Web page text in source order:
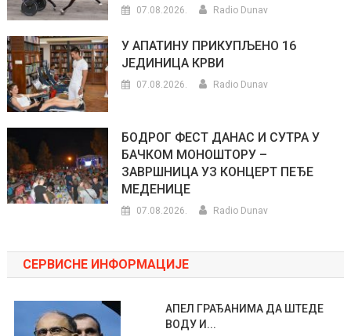
07.08.2026. Radio Dunav
У АПАТИНУ ПРИКУПЉЕНО 16
ЈЕДИНИЦА КРВИ
07.08.2026. Radio Dunav
БОДРОГ ФЕСТ ДАНАС И СУТРА У
БАЧКОМ МОНОШТОРУ –
ЗАВРШНИЦА УЗ КОНЦЕРТ ПЕЂЕ
МЕДЕНИЦЕ
07.08.2026. Radio Dunav
СЕРВИСНЕ ИНФОРМАЦИЈЕ
АПЕЛ ГРАЂАНИМА ДА ШТЕДЕ
ВОДУ И...